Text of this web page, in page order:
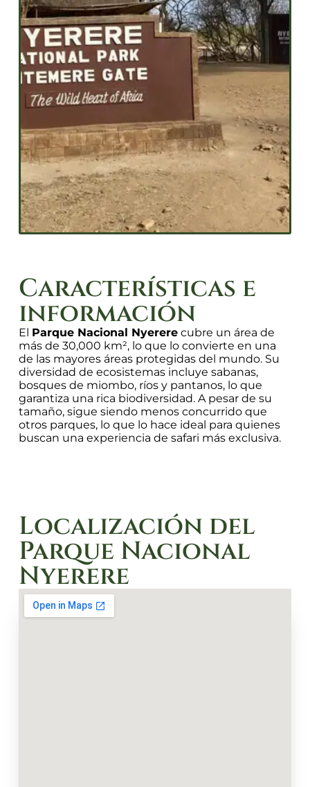
Características e
información
El Parque Nacional Nyererecubre un área de
más de 30,000 km², lo que lo convierte en una
de las mayores áreas protegidas del mundo. Su
diversidad de ecosistemas incluye sabanas,
bosques de miombo, ríos y pantanos, lo que
garantiza una rica biodiversidad. A pesar de su
tamaño, sigue siendo menos concurrido que
otros parques, lo que lo hace ideal para quienes
buscan una experiencia de safari más exclusiva.
Localización del
Parque Nacional
Nyerere